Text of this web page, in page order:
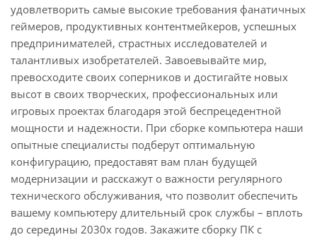
удовлетворить самые высокие требования фанатичных
геймеров, продуктивных контентмейкеров, успешных
предпринимателей, страстных исследователей и
талантливых изобретателей. Завоевывайте мир,
превосходите своих соперников и достигайте новых
высот в своих творческих, профессиональных или
игровых проектах благодаря этой беспрецедентной
мощности и надежности. При сборке компьютера наши
опытные специалисты подберут оптимальную
конфигурацию, предоставят вам план будущей
модернизации и расскажут о важности регулярного
технического обслуживания, что позволит обеспечить
вашему компьютеру длительный срок службы – вплоть
до середины 2030х годов. Закажите сборку ПК с